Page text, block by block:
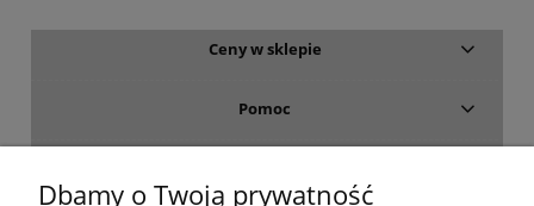
Ceny w sklepie
Pomoc
Dbamy o Twoją prywatność